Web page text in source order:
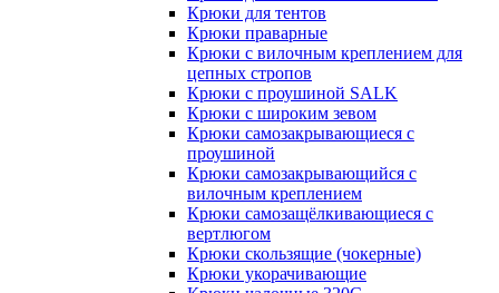
Крюки для тентов
Крюки праварные
Крюки с вилочным креплением для
цепных стропов
Крюки с проушиной SALK
Крюки с широким зевом
Крюки самозакрывающиеся с
проушиной
Крюки самозакрывающийся с
вилочным креплением
Крюки самозащёлкивающиеся с
вертлюгом
Крюки скользящие (чокерные)
Крюки укорачивающие